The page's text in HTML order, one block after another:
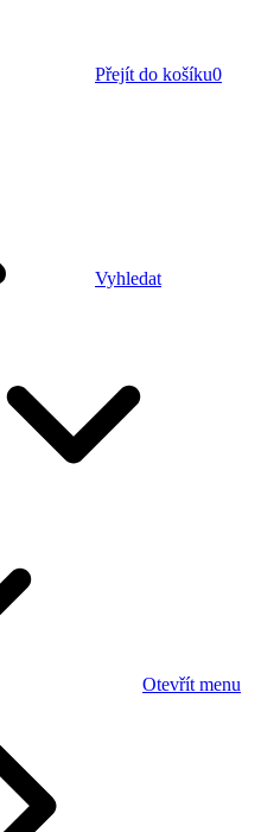
Přejít do košíku0
Vyhledat
Otevřít menu